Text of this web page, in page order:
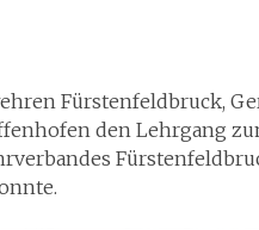
Fürstenfeldbruck,
den Lehrgang